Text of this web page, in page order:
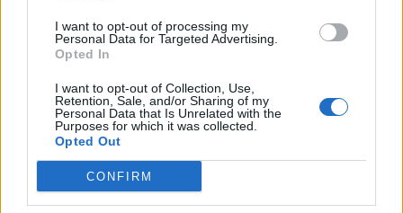
I want to opt-out of processing my
Personal Data for Targeted Advertising.
Opted In
I want to opt-out of Collection, Use,
Retention, Sale, and/or Sharing of my
Personal Data that Is Unrelated with the
Purposes for which it was collected.
Opted Out
CONFIRM
1,1557 δολάρια
05/08/2026 - 15:28
ΟΛΕΣ ΟΙ ΕΙΔΗΣΕΙΣ